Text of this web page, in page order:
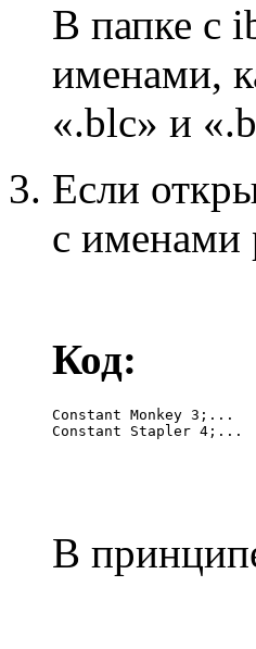
В папке с
именами,
«.blc» и
Если
с именами
Код:
Constant Monkey 3;...
Constant Stapler 4;...
В